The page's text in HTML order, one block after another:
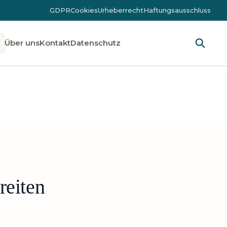
GDPRCookiesUrheberrechtHaftungsausschluss
Über unsKontaktDatenschutz